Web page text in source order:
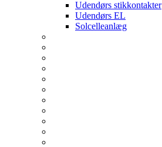
Udendørs stikkontakter
Udendørs EL
Solcelleanlæg